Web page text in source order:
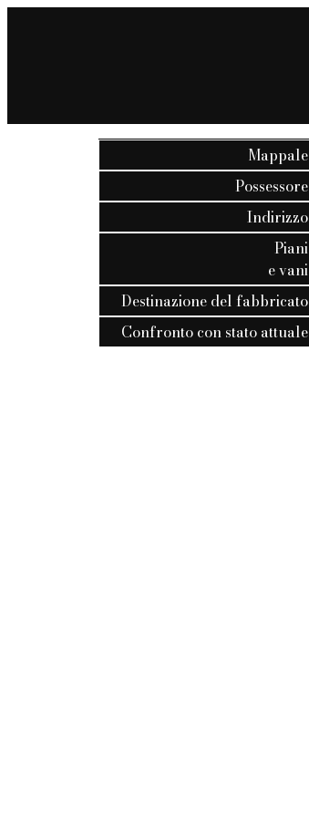
Mappale
Possessore
Indirizzo
Piani
e vani
Destinazione del fabbricato
Confronto con stato attuale